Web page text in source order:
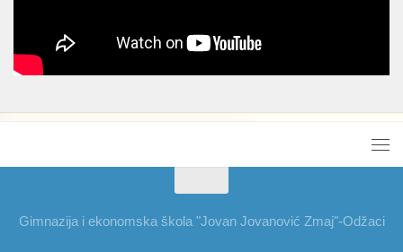
Gimnazija i ekonomska škola "Jovan Jovanović Zmaj"-Odžaci